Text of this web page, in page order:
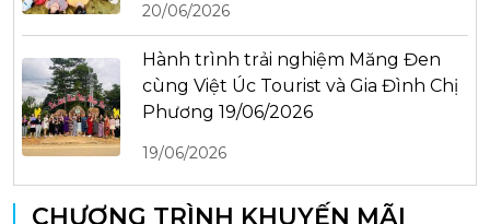
20/06/2026
Hành trình trải nghiệm Măng Đen
cùng Việt Úc Tourist và Gia Đình Chị
Phương 19/06/2026
19/06/2026
CHƯƠNG TRÌNH KHUYẾN MÃI